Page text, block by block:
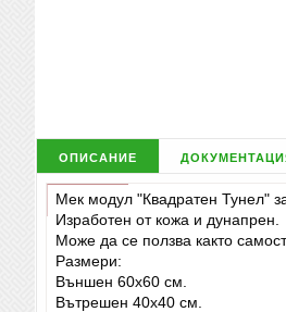
описание
Мек модул "Квадратен Тунел"
Изработен от кожа и дунапрен.
Може да се ползва както
Размери:
Външен 60х60 см.
Вътрешен 40х40 см.